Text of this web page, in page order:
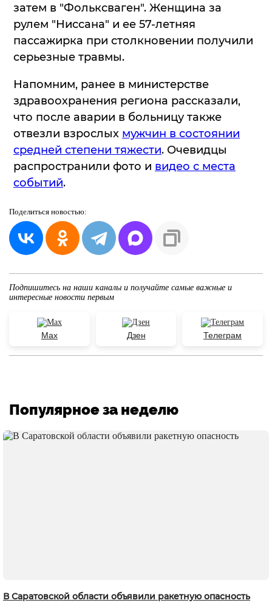
затем в "Фольксваген". Женщина за
рулем "Ниссана" и ее 57-летняя
пассажирка при столкновении получили
серьезные травмы.
Напомним, ранее в министерстве
здравоохранения региона рассказали,
что после аварии в больницу также
отвезли взрослых мужчин в состоянии
средней степени тяжести. Очевидцы
распространили фото и видео с места
событий.
Поделиться новостью:
Подпишитесь на наши каналы и получайте самые важные и
интересные новости первым
Max Дзен Телеграм
Популярное за неделю
В Саратовской области объявили ракетную опасность